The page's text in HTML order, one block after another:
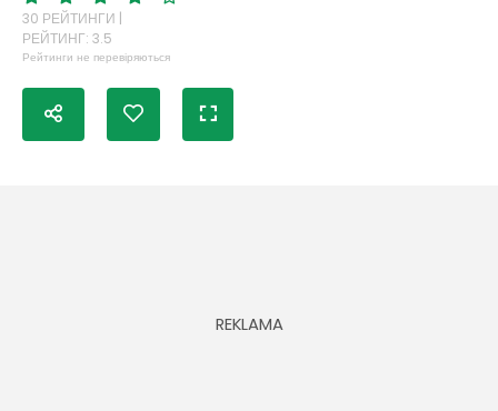
30 РЕЙТИНГИ |
РЕЙТИНГ: 3.5
Рейтинги не перевіряються